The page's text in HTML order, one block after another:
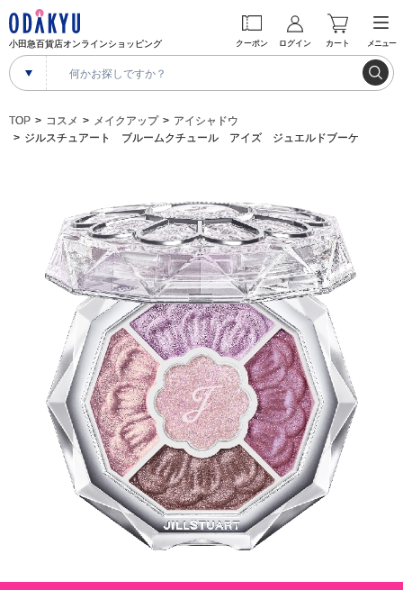
小田急百貨店オンラインショッピング クーポン ログイン カート メニュー
TOP コスメ メイクアップ
アイシャドウ
ジルスチュアート ブルームクチュール アイズ ジュエルドブーケ